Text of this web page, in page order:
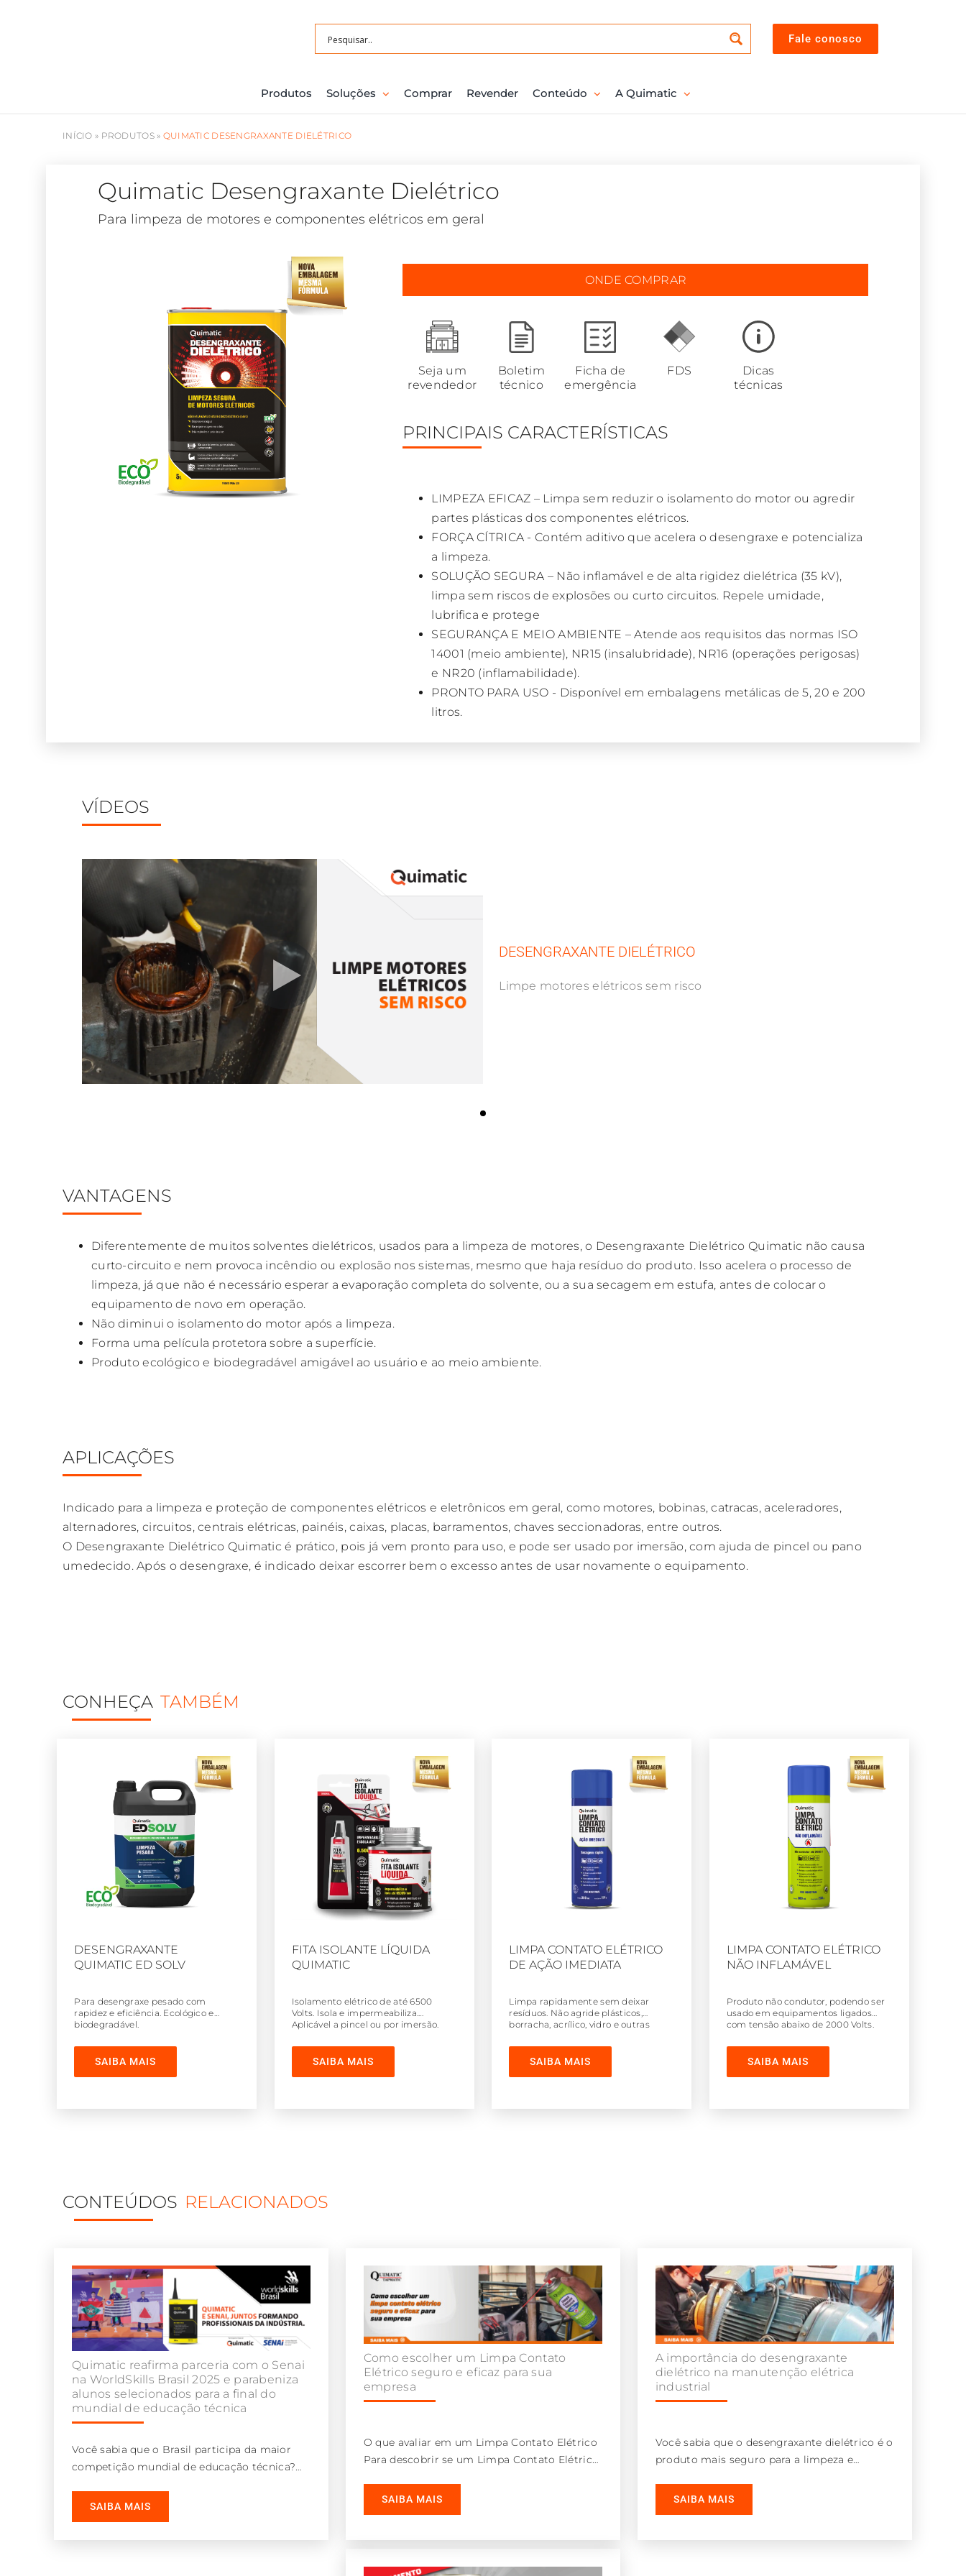
Fale conosco
Produtos Soluções Comprar Revender Conteúdo A Quimatic
INÍCIO » PRODUTOS» QUIMATIC DESENGRAXANTE DIELÉTRICO
Quimatic Desengraxante Dielétrico
Para limpeza de motores e componentes elétricos em geral
ONDE COMPRAR
Seja um
revendedor
Boletim
técnico
Ficha de
emergência
FDS
Dicas
técnicas
PRINCIPAIS CARACTERÍSTICAS
LIMPEZA EFICAZ – Limpa sem reduzir o isolamento do motor ou agredir
partes plásticas dos componentes elétricos.
FORÇA CÍTRICA - Contém aditivo que acelera o desengraxe e potencializa
a limpeza.
SOLUÇÃO SEGURA – Não inflamável e de alta rigidez dielétrica (35 kV),
limpa sem riscos de explosões ou curto circuitos. Repele umidade,
lubrifica e protege
SEGURANÇA E MEIO AMBIENTE – Atende aos requisitos das normas ISO
14001 (meio ambiente), NR15 (insalubridade), NR16 (operações perigosas)
e NR20 (inflamabilidade).
PRONTO PARA USO - Disponível em embalagens metálicas de 5, 20 e 200
litros.
VÍDEOS
DESENGRAXANTE DIELÉTRICO
Limpe motores elétricos sem risco
VANTAGENS
Diferentemente de muitos solventes dielétricos, usados para a limpeza de motores, o Desengraxante Dielétrico Quimatic não causa
curto-circuito e nem provoca incêndio ou explosão nos sistemas, mesmo que haja resíduo do produto. Isso acelera o processo de
limpeza, já que não é necessário esperar a evaporação completa do solvente, ou a sua secagem em estufa, antes de colocar o
equipamento de novo em operação.
Não diminui o isolamento do motor após a limpeza.
Forma uma película protetora sobre a superfície.
Produto ecológico e biodegradável amigável ao usuário e ao meio ambiente.
APLICAÇÕES
Indicado para a limpeza e proteção de componentes elétricos e eletrônicos em geral, como motores, bobinas, catracas, aceleradores,
alternadores, circuitos, centrais elétricas, painéis, caixas, placas, barramentos, chaves seccionadoras, entre outros.
O Desengraxante Dielétrico Quimatic é prático, pois já vem pronto para uso, e pode ser usado por imersão, com ajuda de pincel ou pano
umedecido. Após o desengraxe, é indicado deixar escorrer bem o excesso antes de usar novamente o equipamento.
CONHEÇA TAMBÉM
DESENGRAXANTE
QUIMATIC ED SOLV
Para desengraxe pesado com
rapidez e eficiência. Ecológico e
biodegradável.
SAIBA MAIS
FITA ISOLANTE LÍQUIDA
QUIMATIC
Isolamento elétrico de até 6500
Volts. Isola e impermeabiliza.
Aplicável a pincel ou por imersão.
SAIBA MAIS
LIMPA CONTATO ELÉTRICO
DE AÇÃO IMEDIATA
Limpa rapidamente sem deixar
resíduos. Não agride plásticos,
borracha, acrílico, vidro e outras
SAIBA MAIS
LIMPA CONTATO ELÉTRICO
NÃO INFLAMÁVEL
Produto não condutor, podendo ser
usado em equipamentos ligados
com tensão abaixo de 2000 Volts.
SAIBA MAIS
CONTEÚDOS RELACIONADOS
Quimatic reafirma parceria com o Senai
na WorldSkills Brasil 2025 e parabeniza
alunos selecionados para a final do
mundial de educação técnica
Você sabia que o Brasil participa da maior
competição mundial de educação técnica?
SAIBA MAIS
Como escolher um Limpa Contato
Elétrico seguro e eficaz para sua
empresa
O que avaliar em um Limpa Contato Elétrico
Para descobrir se um Limpa Contato Elétrico
SAIBA MAIS
A importância do desengraxante
dielétrico na manutenção elétrica
industrial
Você sabia que o desengraxante dielétrico é o
produto mais seguro para a limpeza e
SAIBA MAIS